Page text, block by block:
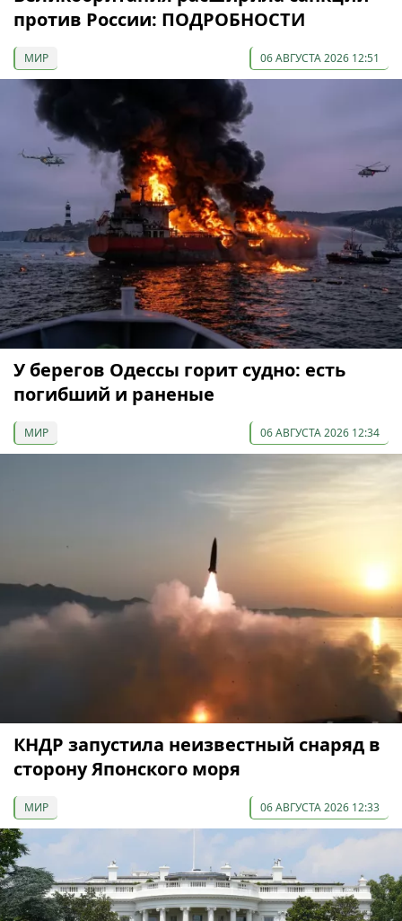
против России: ПОДРОБНОСТИ
МИР 06 АВГУСТА 2026 12:51
У берегов Одессы горит судно: есть
погибший и раненые
МИР 06 АВГУСТА 2026 12:34
КНДР запустила неизвестный снаряд в
сторону Японского моря
МИР 06 АВГУСТА 2026 12:33